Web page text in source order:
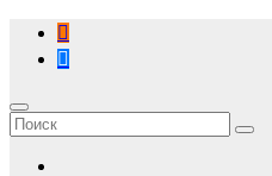
Перейти
содержимому